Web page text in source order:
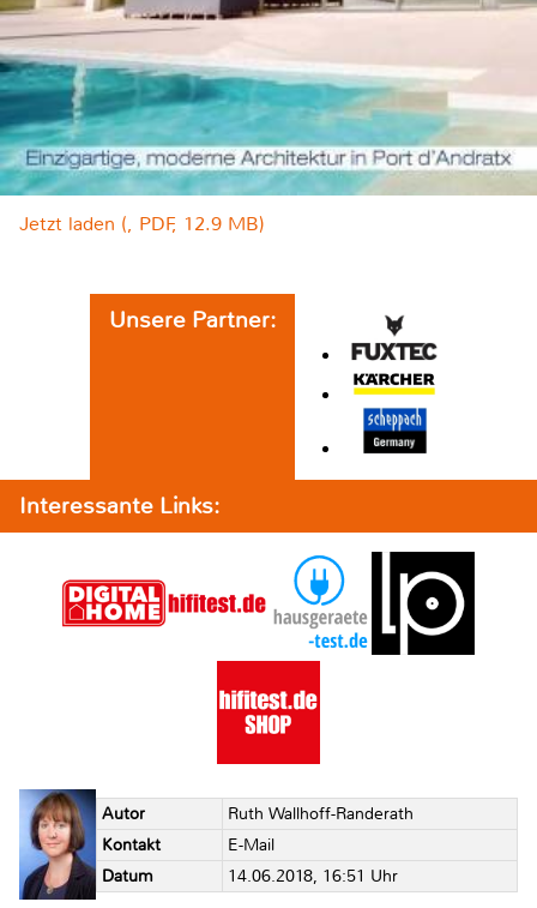
Jetzt laden (, PDF, 12.9 MB)
Unsere Partner:
Interessante Links:
Autor
Ruth Wallhoff-Randerath
Kontakt
E-Mail
Datum
14.06.2018, 16:51 Uhr